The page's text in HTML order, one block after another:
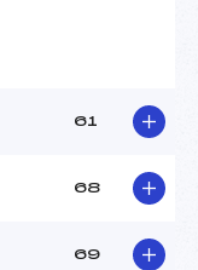
61
68
69